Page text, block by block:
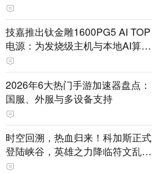
技嘉推出钛金雕1600PG5 AI TOP
电源：为发烧级主机与本地AI算力
打造旗舰供电方案
2026年6大热门手游加速器盘点：
国服、外服与多设备支持
时空回溯，热血归来！科加斯正式
登陆峡谷，英雄之力降临符文乱
斗！